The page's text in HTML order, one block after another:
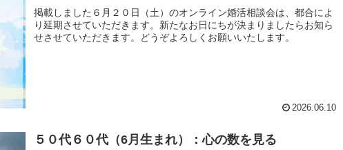
掲載しました６月２０日（土）のオンライン婚活相談会は、都合によ
り延期させていただきます。新たなお日にちが決まりましたらお知ら
せさせていただきます。どうぞよろしくお願いいたします。
2026.06.10
５０代６０代（6月生まれ）：心の数を見る